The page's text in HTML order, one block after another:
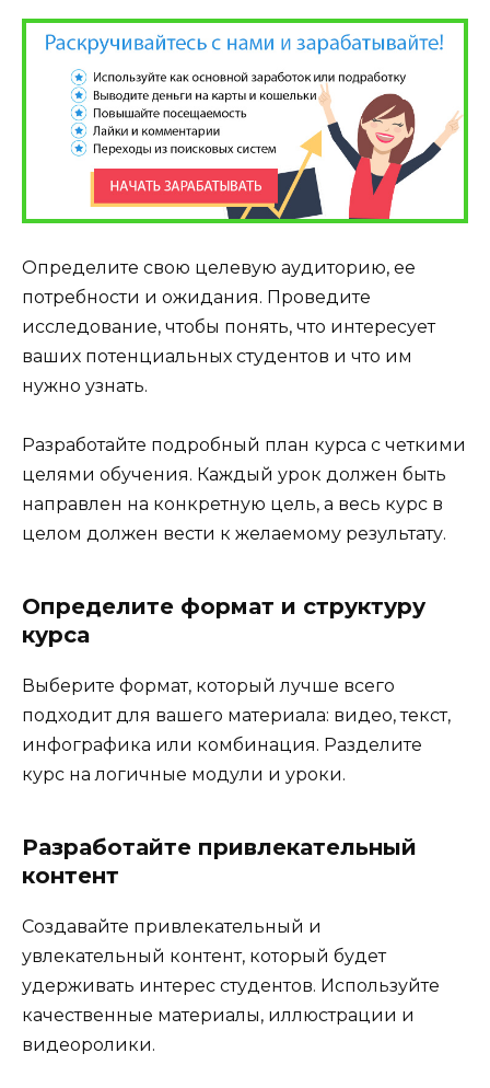
Определите свою целевую аудиторию, ее
потребности и ожидания. Проведите
исследование, чтобы понять, что интересует
ваших потенциальных студентов и что им
нужно узнать.
Разработайте подробный план курса с четкими
целями обучения. Каждый урок должен быть
направлен на конкретную цель, а весь курс в
целом должен вести к желаемому результату.
Определите формат и структуру
курса
Выберите формат, который лучше всего
подходит для вашего материала: видео, текст,
инфографика или комбинация. Разделите
курс на логичные модули и уроки.
Разработайте привлекательный
контент
Создавайте привлекательный и
увлекательный контент, который будет
удерживать интерес студентов. Используйте
качественные материалы, иллюстрации и
видеоролики.